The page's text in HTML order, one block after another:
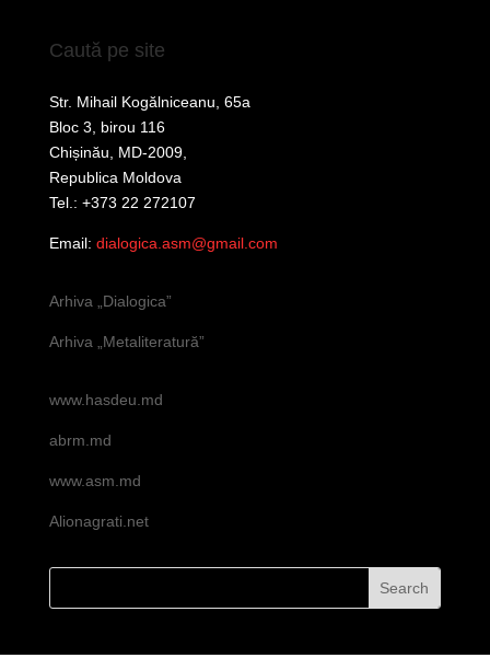
Caută pe site
Str. Mihail Kogălniceanu, 65a
Bloc 3, birou 116
Chișinău, MD-2009,
Republica Moldova
Tel.: +373 22 272107
Email: dialogica.asm@gmail.com
Arhiva „Dialogica”
Arhiva „Metaliteratură”
www.hasdeu.md
abrm.md
www.asm.md
Alionagrati.net